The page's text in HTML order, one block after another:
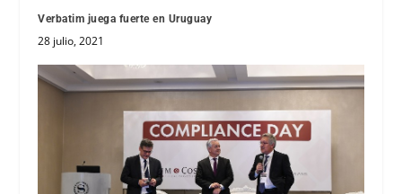
Verbatim juega fuerte en Uruguay
28 julio, 2021